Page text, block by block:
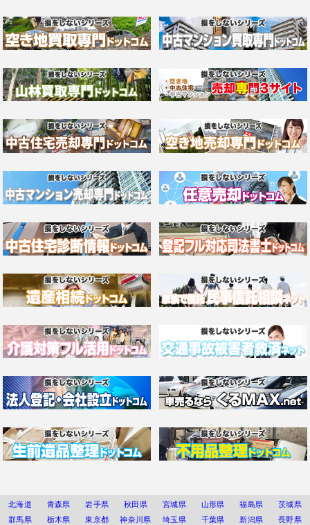
北海道 青森県 岩手県 秋田県 宮城県 山形県 福島県
茨城県
群馬県
栃木県 東京都 神奈川県 埼玉県 千葉県 新潟県 長野県